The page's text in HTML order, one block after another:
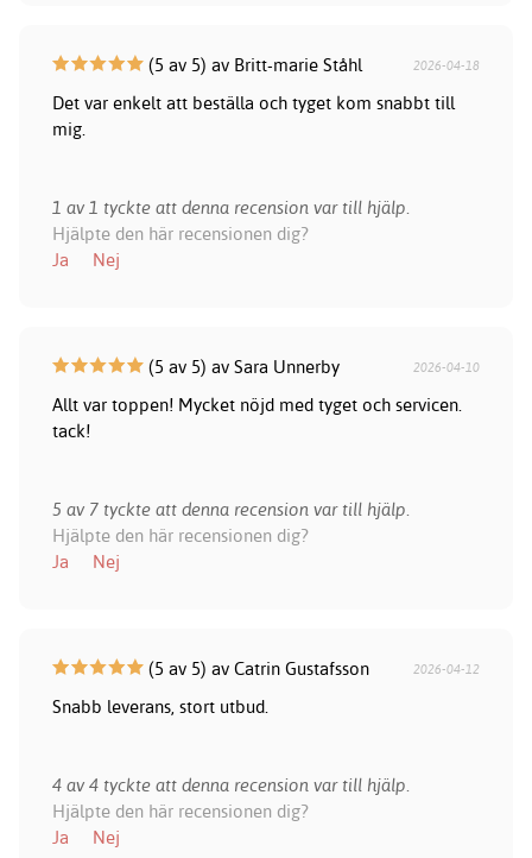
(5 av 5) av Britt-marie Ståhl 2026-04-18
Det var enkelt att beställa och tyget kom snabbt till
mig.
1 av 1 tyckte att denna recension var till hjälp.
Hjälpte den här recensionen dig?
Ja
Nej
(5 av 5) av Sara Unnerby 2026-04-10
Allt var toppen! Mycket nöjd med tyget och servicen.
tack!
5 av 7 tyckte att denna recension var till hjälp.
Hjälpte den här recensionen dig?
Ja
Nej
(5 av 5) av Catrin Gustafsson 2026-04-12
Snabb leverans, stort utbud.
4 av 4 tyckte att denna recension var till hjälp.
Hjälpte den här recensionen dig?
Ja
Nej